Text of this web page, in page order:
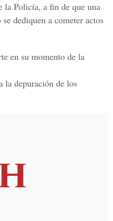
la Policía, a fin de que una
dediquen a cometer actos
en su momento de la
la depuración de los